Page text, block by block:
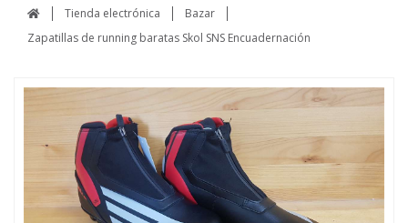
Tienda electrónica
Bazar
Zapatillas de running baratas Skol SNS Encuadernación